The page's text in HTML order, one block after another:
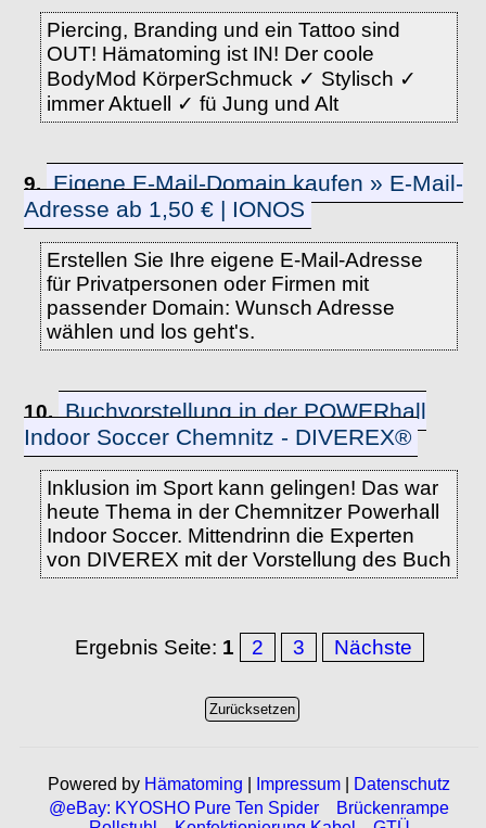
Piercing, Branding und ein Tattoo sind
OUT! Hämatoming ist IN! Der coole
BodyMod KörperSchmuck ✓ Stylisch ✓
immer Aktuell ✓ fü Jung und Alt
9. Eigene E-Mail-Domain kaufen » E-Mail-
Adresse ab 1,50 € | IONOS
Erstellen Sie Ihre eigene E-Mail-Adresse
für Privatpersonen oder Firmen mit
passender Domain: Wunsch Adresse
wählen und los geht's.
10. Buchvorstellung in der POWERhall
Indoor Soccer Chemnitz - DIVEREX®
Inklusion im Sport kann gelingen! Das war
heute Thema in der Chemnitzer Powerhall
Indoor Soccer. Mittendrinn die Experten
von DIVEREX mit der Vorstellung des Buch
Ergebnis Seite: 1 2 3 Nächste
Powered by Hämatoming Impressum
Datenschutz
@eBay: KYOSHO Pure Ten Spider
Brückenrampe